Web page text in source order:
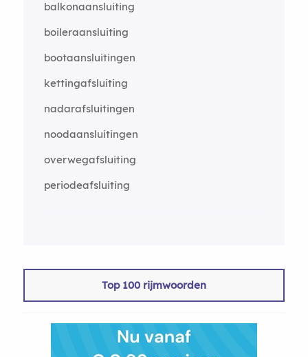
balkonaansluiting
boileraansluiting
bootaansluitingen
kettingafsluiting
nadarafsluitingen
noodaansluitingen
overwegafsluiting
periodeafsluiting
Top 100 rijmwoorden